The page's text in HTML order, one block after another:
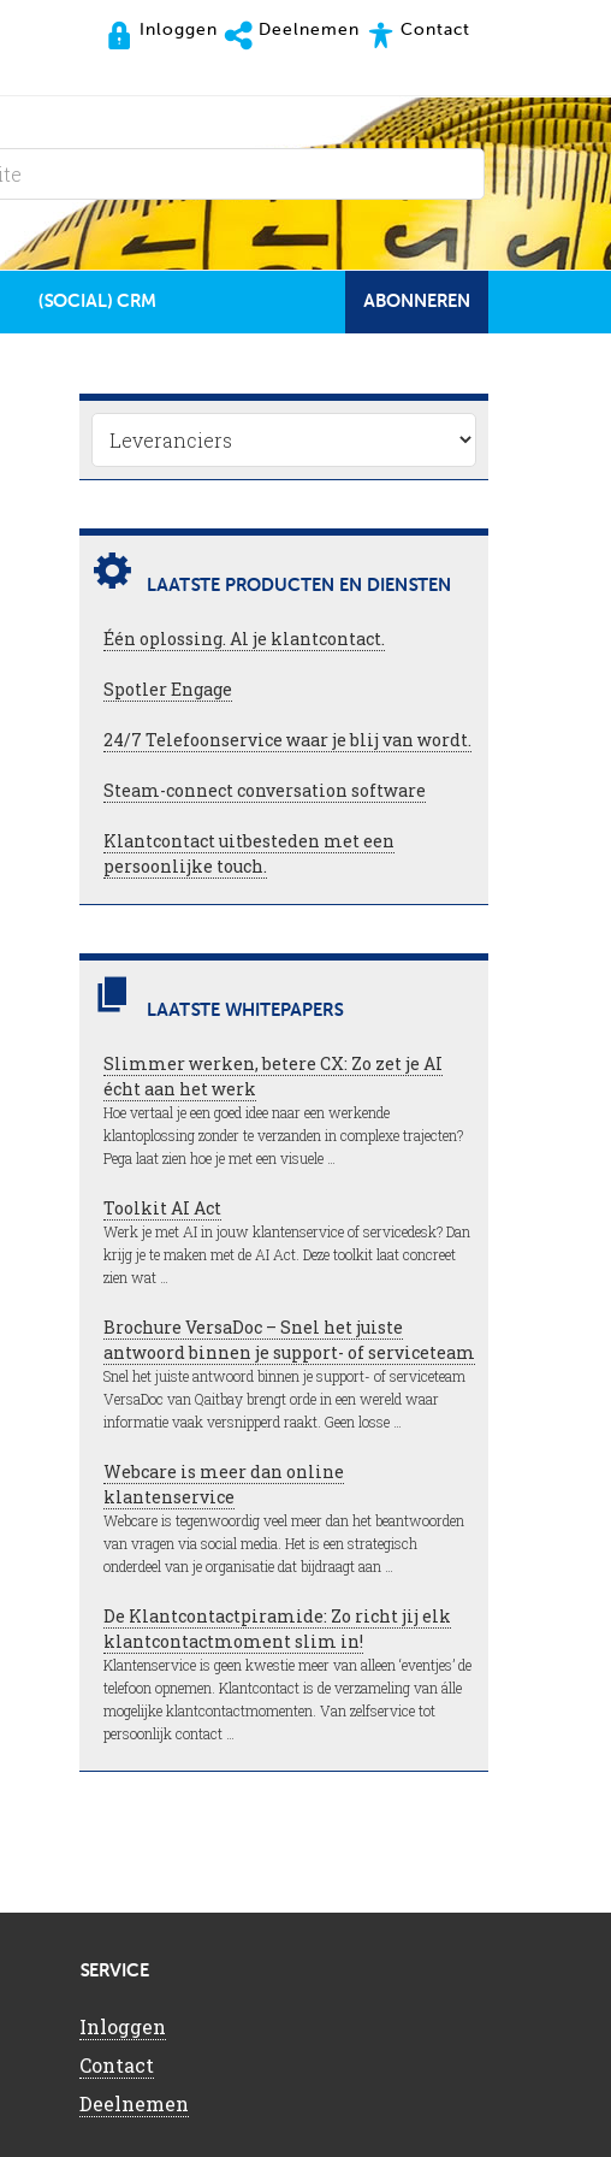
Inloggen Deelnemen Contact
(SOCIAL) CRM ABONNEREN
LAATSTE PRODUCTEN EN DIENSTEN
Één oplossing. Al je klantcontact.
Spotler Engage
24/7 Telefoonservice waar je blij van wordt.
Steam-connect conversation software
Klantcontact uitbesteden met een
persoonlijke touch.
LAATSTE WHITEPAPERS
Slimmer werken, betere CX: Zo zet je AI
écht aan het werk
Hoe vertaal je een goed idee naar een werkende
klantoplossing zonder te verzanden in complexe trajecten?
Pega laat zien hoe je met een visuele …
Toolkit AI Act
Werk je met AI in jouw klantenservice of servicedesk? Dan
krijg je te maken met de AI Act. Deze toolkit laat concreet
zien wat …
Brochure VersaDoc – Snel het juiste
antwoord binnen je support- of serviceteam
Snel het juiste antwoord binnen je support- of serviceteam
VersaDoc van Qaitbay brengt orde in een wereld waar
informatie vaak versnipperd raakt. Geen losse …
Webcare is meer dan online
klantenservice
Webcare is tegenwoordig veel meer dan het beantwoorden
van vragen via social media. Het is een strategisch
onderdeel van je organisatie dat bijdraagt aan …
De Klantcontactpiramide: Zo richt jij elk
klantcontactmoment slim in!
Klantenservice is geen kwestie meer van alleen ‘eventjes’ de
telefoon opnemen. Klantcontact is de verzameling van álle
mogelijke klantcontactmomenten. Van zelfservice tot
persoonlijk contact …
SERVICE
Inloggen
Contact
Deelnemen